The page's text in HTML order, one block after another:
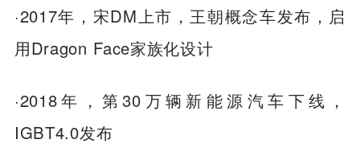
·2017年，宋DM上市，王朝概念车发布，启
用Dragon Face家族化设计
·2018年，第30万辆新能源汽车下线，
IGBT4.0发布